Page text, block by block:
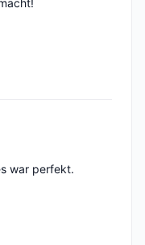
war perfekt.